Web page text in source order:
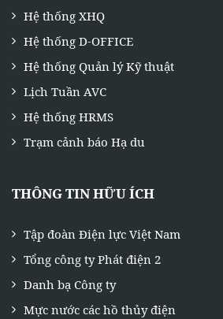
Hệ thống XHQ
Hệ thống D-OFFICE
Hệ thống Quản lý Kỹ thuật
Lịch Tuần AVC
Hệ thống HRMS
Trạm cảnh báo Hạ du
THÔNG TIN HỮU ÍCH
Tập đoàn Điện lực Việt Nam
Tổng công ty Phát điện 2
Danh bạ Công ty
Mực nước các hồ thủy điện